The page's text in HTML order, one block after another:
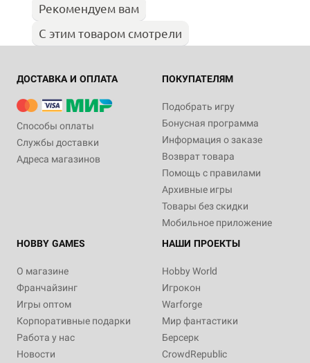
Рекомендуем вам
С этим товаром смотрели
ДОСТАВКА И ОПЛАТА
Способы оплаты
Службы доставки
Адреса магазинов
ПОКУПАТЕЛЯМ
Подобрать игру
Бонусная программа
Информация о заказе
Возврат товара
Помощь с правилами
Архивные игры
Товары без скидки
Мобильное приложение
HOBBY GAMES
О магазине
Франчайзинг
Игры оптом
Корпоративные подарки
Работа у нас
Новости
НАШИ ПРОЕКТЫ
Hobby World
Игрокон
Warforge
Мир фантастики
Берсерк
CrowdRepublic